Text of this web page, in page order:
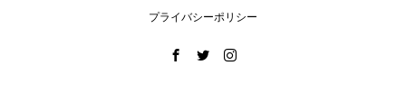
プライバシーポリシー